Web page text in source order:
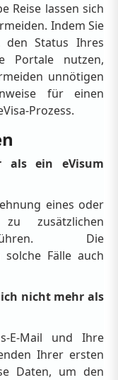
Reise lassen sich
Indem Sie
den Status Ihres
Portale nutzen,
unnötigen
für einen
Prozess.
als ein eVisum
eines oder
zusätzlichen
führen. Die
solche Fälle auch
nicht mehr als
E-Mail und Ihre
Ihrer ersten
Daten, um den